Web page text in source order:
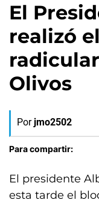
El
realizó
Olivos
Por jmo2502
Para compartir:
El presidente
esta tarde el